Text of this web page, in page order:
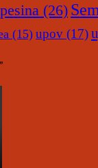
(26)
(15) upov (17)